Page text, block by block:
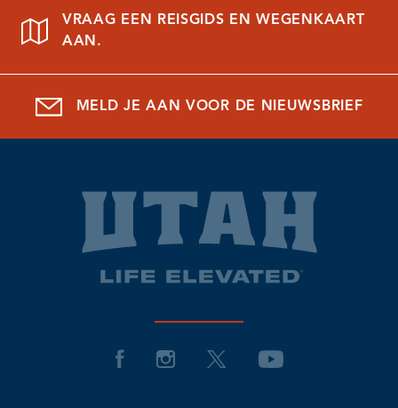
VRAAG EEN REISGIDS EN WEGENKAART
AAN.
MELD JE AAN VOOR DE NIEUWSBRIEF